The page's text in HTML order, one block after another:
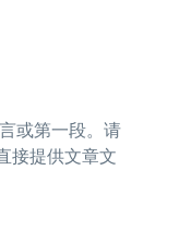
或第一段。请
接提供文章文